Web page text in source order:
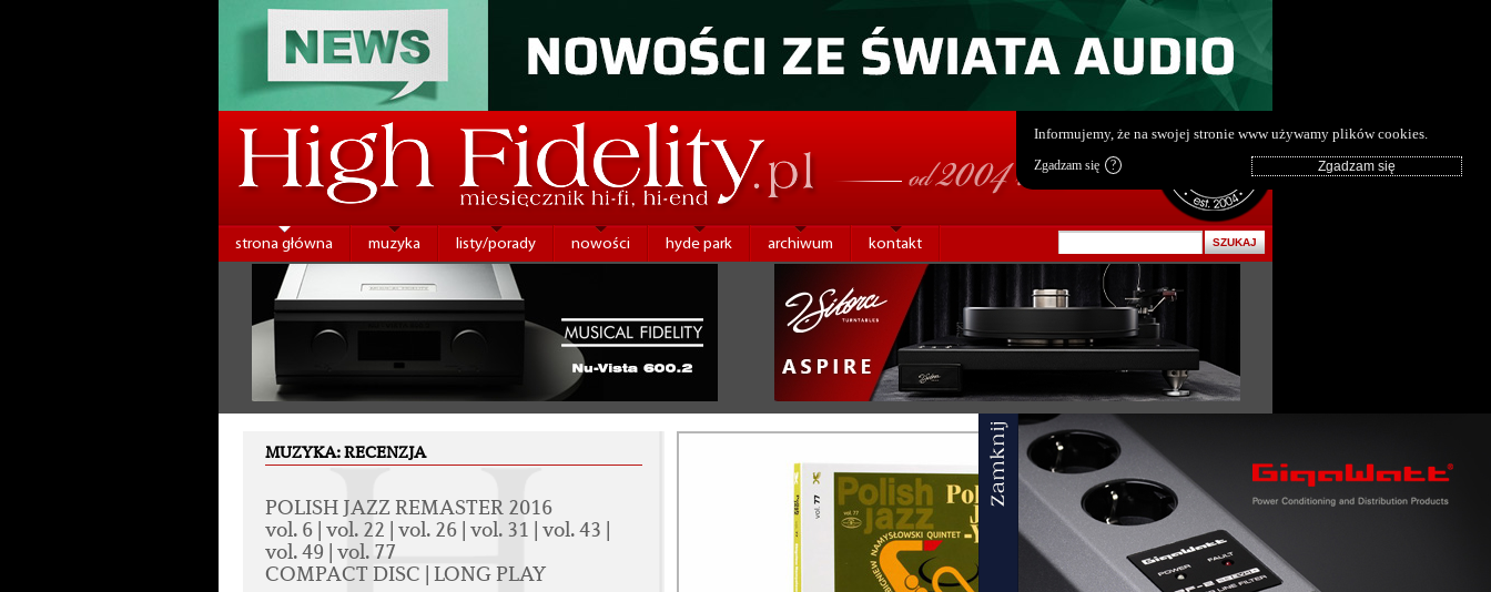
strona główna muzyka listy/porady nowości hyde park archiwum kontakt
MUZYKA: RECENZJA
POLISH JAZZ REMASTER 2016
vol. 6 | vol. 22 | vol. 26 | vol. 31 | vol. 43 |
vol. 49 | vol. 77
COMPACT DISC | LONG PLAY
Informujemy, że na swojej stronie www używamy plików cookies.
Zgadzam się ?